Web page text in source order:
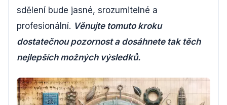
sdělení bude jasné, srozumitelné a
profesionální. Věnujte tomuto kroku
dostatečnou pozornost a dosáhnete tak těch
nejlepších možných výsledků.